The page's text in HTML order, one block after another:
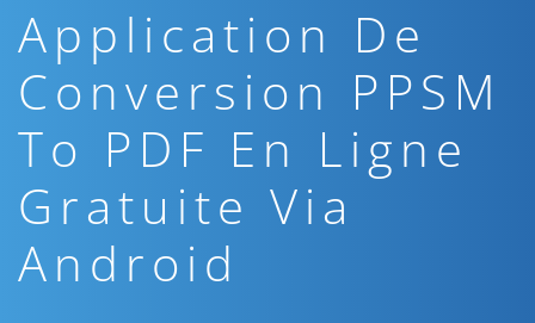
Application De
Conversion PPSM
To PDF En Ligne
Gratuite Via
Android